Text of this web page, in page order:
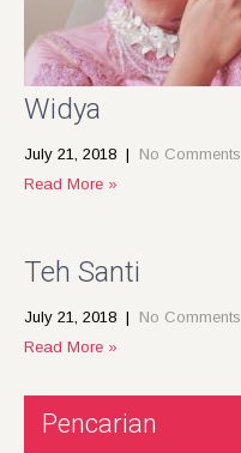
Widya
July 21, 2018 | No Comments
Read More »
Teh Santi
July 21, 2018 | No Comments
Read More »
Pencarian